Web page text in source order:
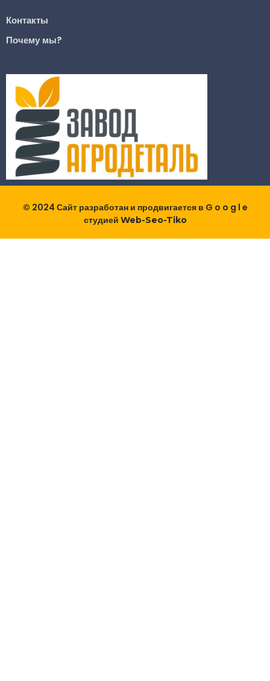
Контакты
Почему мы?
© 2024 Сайт разработан и продвигается в G o o g l e
студией Web-Seo-Tiko